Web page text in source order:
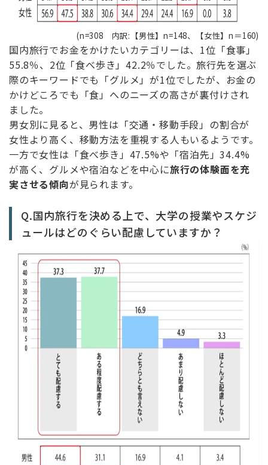
(n=308 内訳:【男性】n=148、【女性】n＝160)
国内旅行でお金をかけたいカテゴリーは、1位「食事」
55.8％、2位「食べ歩き」42.2％でした。旅行先を選ぶ
際のキーワードでも「グルメ」が1位でしたが、お金の
かけどころでも「食」へのニーズの高さが裏付けされ
ました。
男女別に見ると、男性は「交通・移動手段」の割合が
女性より高く、移動方法を重視する人もいるようです。
一方で女性は「食べ歩き」47.5%や「宿泊先」34.4%
が高く、グルメや宿泊などを中心に旅行の体験面を充
実させる傾向が見られます。
Q.国内旅行を決める上で、大学の授業やスケジ
ュールはどのぐらい配慮していますか？